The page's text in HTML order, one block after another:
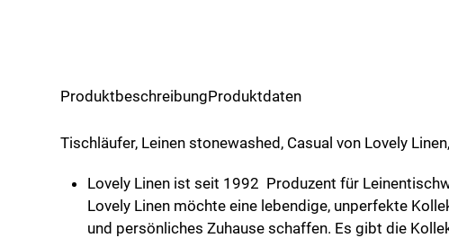
grey
Menge
ProduktbeschreibungProduktdaten
Tischläufer, Leinen stonewashed, Casual von Lovely
Lovely Linen ist seit 1992 Produzent für
Lovely Linen möchte eine lebendige, unperfekte
und persönliches Zuhause schaffen. Es gibt die